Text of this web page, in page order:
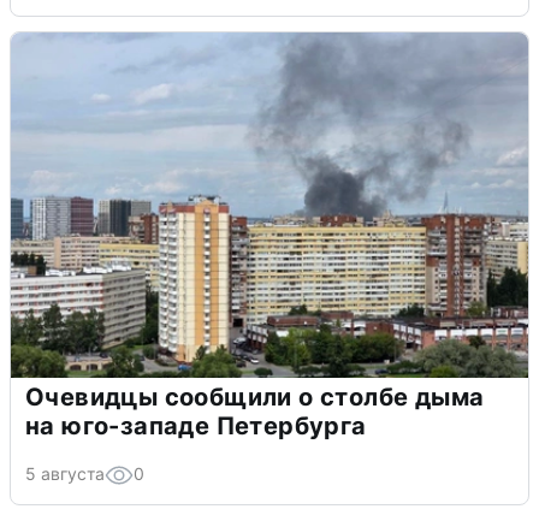
Очевидцы сообщили о столбе дыма
на юго-западе Петербурга
5 августа 0